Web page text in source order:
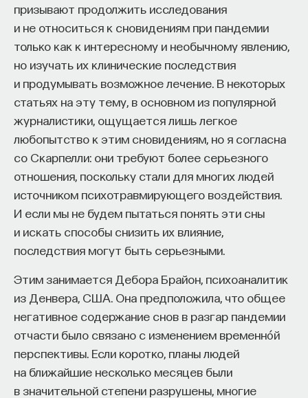
призывают продолжить исследования
и не относиться к сновидениям при пандемии
только как к интересному и необычному явлению,
но изучать их клинические последствия
и продумывать возможное лечение. В некоторых
статьях на эту тему, в основном из популярной
журналистики, ощущается лишь легкое
любопытство к этим сновидениям, но я согласна
со Скарпелли: они требуют более серьезного
отношения, поскольку стали для многих людей
источником психотравмирующего воздействия.
И если мы не будем пытаться понять эти сны
и искать способы снизить их влияние,
последствия могут быть серьезными.
Этим занимается Дебора Брайон, психоаналитик
из Денвера, США. Она предположила, что общее
негативное содержание снов в разгар пандемии
отчасти было связано с изменением временно́й
перспективы. Если коротко, планы людей
на ближайшие несколько месяцев были
в значительной степени разрушены, многие